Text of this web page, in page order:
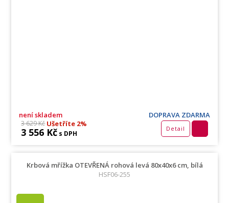
není skladem DOPRAVA ZDARMA
3 629 KčUšetříte 2%
3 556 Kč s DPH
Detail
Krbová mřížka OTEVŘENÁ rohová levá 80x40x6 cm, bílá
HSF06-255